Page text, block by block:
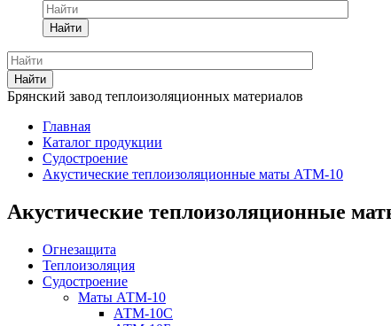
Найти
Найти
Брянский завод теплоизоляционных материалов
Главная
Каталог продукции
Судостроение
Акустические теплоизоляционные маты АТМ-10
Акустические теплоизоляционные
Огнезащита
Теплоизоляция
Судостроение
Маты АТМ-10
АТМ-10С